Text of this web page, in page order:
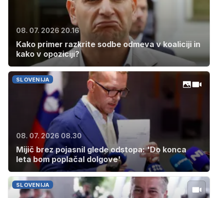
08. 07. 2026 20.16
Kako primer razkrite sodbe odmeva v koaliciji in
kako v opoziciji?
SLOVENIJA
08. 07. 2026 08.30
Mijič brez pojasnil glede odstopa: 'Do konca
leta bom poplačal dolgove'
SLOVENIJA